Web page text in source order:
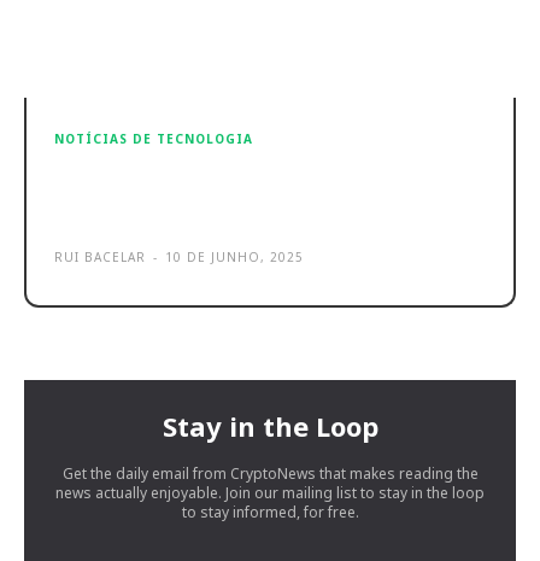
NOTÍCIAS DE TECNOLOGIA
RUI BACELAR - 10 DE JUNHO, 2025
Stay in the Loop
Get the daily email from CryptoNews that makes reading the
news actually enjoyable. Join our mailing list to stay in the loop
to stay informed, for free.